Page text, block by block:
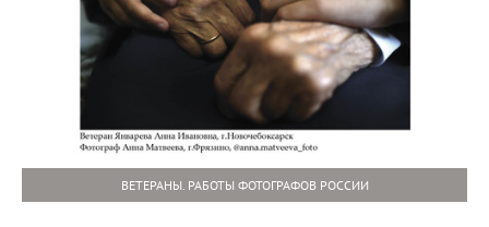
ВЕТЕРАНЫ. РАБОТЫ ФОТОГРАФОВ РОССИИ